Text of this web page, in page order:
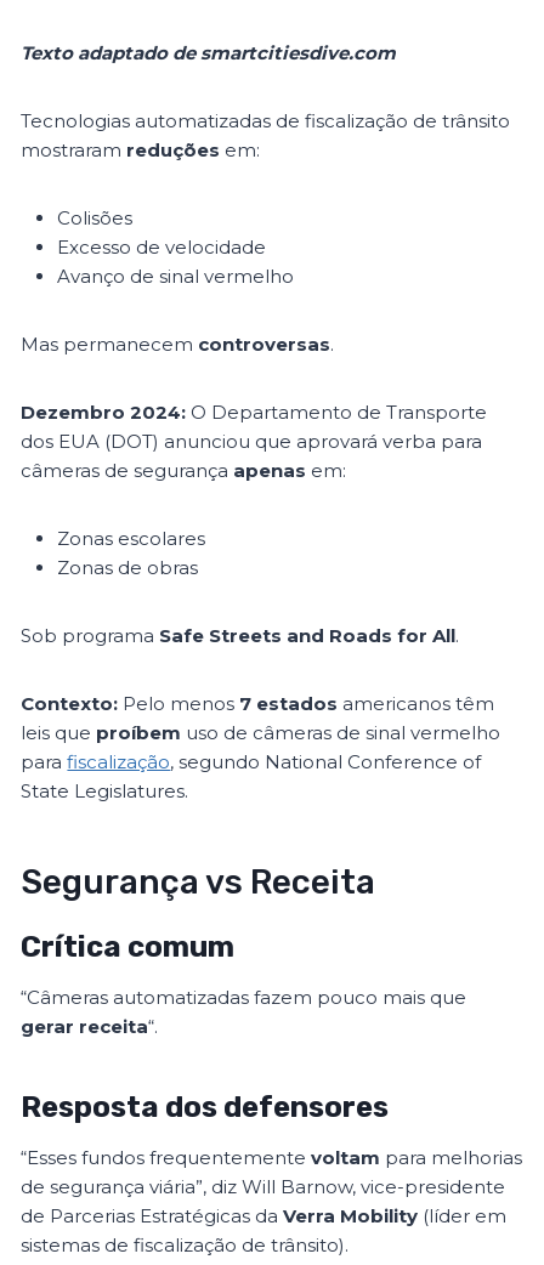
Texto adaptado de smartcitiesdive.com
Tecnologias automatizadas de fiscalização de trânsito
mostraram reduções em:
Colisões
Excesso de velocidade
Avanço de sinal vermelho
Mas permanecem controversas.
Dezembro 2024: O Departamento de Transporte
dos EUA (DOT) anunciou que aprovará verba para
câmeras de segurança apenas em:
Zonas escolares
Zonas de obras
Sob programa Safe Streets and Roads for All.
Contexto: Pelo menos 7 estados americanos têm
leis que proíbem uso de câmeras de sinal vermelho
parafiscalização, segundo National Conference of
State Legislatures.
Segurança vs Receita
Crítica comum
“Câmeras automatizadas fazem pouco mais que
gerar receita“.
Resposta dos defensores
“Esses fundos frequentementevoltam para melhorias
de segurança viária”, diz Will Barnow, vice-presidente
de Parcerias Estratégicas daVerra Mobility (líder em
sistemas de fiscalização de trânsito).